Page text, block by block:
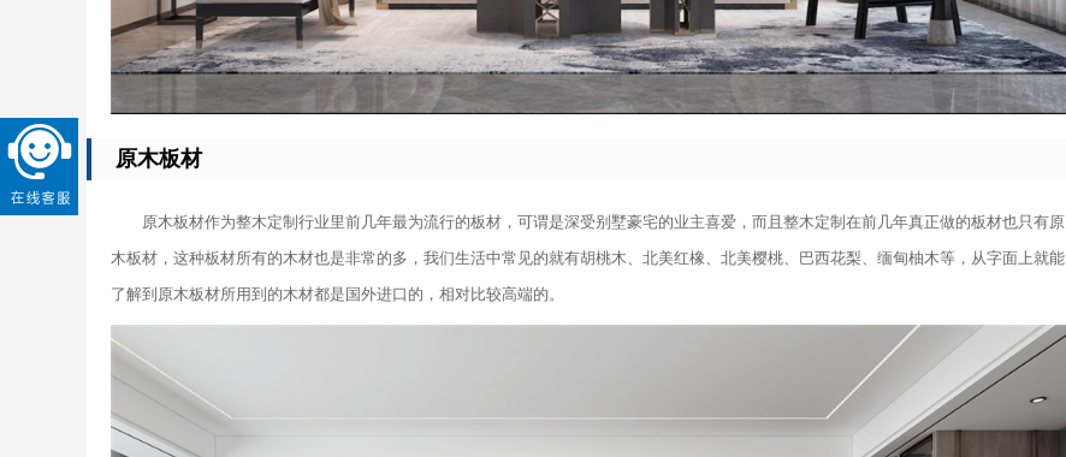
原木板材
原木板材作为整木定制行业里前几年最为流行的板材，可谓是深受别墅豪宅的业主喜爱，而且整木定制在前几年真正做的板材也只有原
木板材，这种板材所有的木材也是非常的多，我们生活中常见的就有胡桃木、北美红橡、北美樱桃、巴西花梨、缅甸柚木等，从字面上就能
了解到原木板材所用到的木材都是国外进口的，相对比较高端的。